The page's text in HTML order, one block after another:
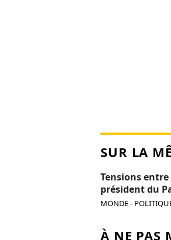
SUR LA
Tensions entre
président du
persona non
MONDE -
À NE PAS